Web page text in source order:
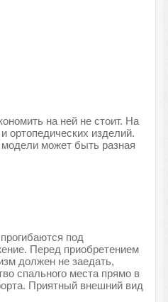
на ней не стоит. На
ортопедических изделий.
может быть разная
под
Перед приобретением
должен не заедать,
спального места прямо в
Приятный внешний вид